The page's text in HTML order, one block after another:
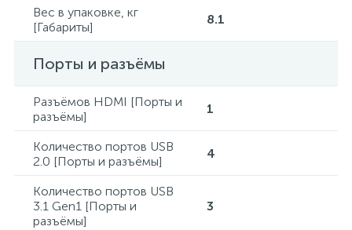
Вес в упаковке, кг
[Габариты]
8.1
Порты и разъёмы
Разъёмов HDMI [Порты и
разъёмы]
1
Количество портов USB
2.0 [Порты и разъёмы]
4
Количество портов USB
3.1 Gen1 [Порты и
разъёмы]
3